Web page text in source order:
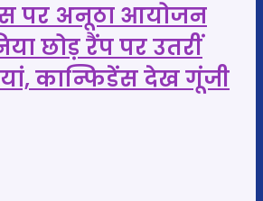
पर अनूठा आयोजन
छोड़ रैंप पर उतरीं
कान्फिडेंस देख गूंजी